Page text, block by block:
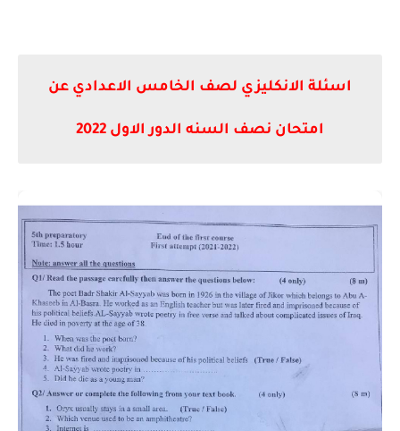
اسئلة الانكليزي لصف الخامس الاعدادي عن
امتحان نصف السنه الدور الاول 2022